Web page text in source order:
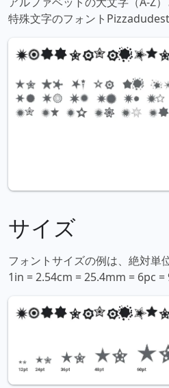
特殊文字のフォント
サイズ
フォントサイズの例は、絶対単
1in = 2.54cm = 25.4mm = 6pc =